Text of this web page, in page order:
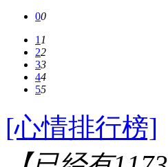
00
11
22
33
44
55
[心情排行榜]